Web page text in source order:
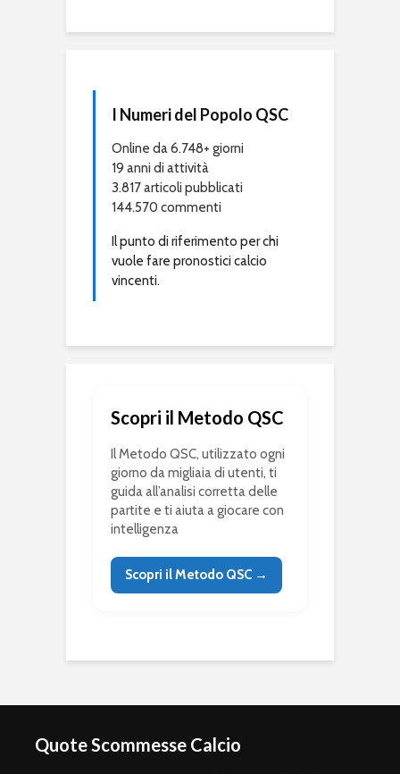
I Numeri del Popolo QSC
Online da 6.748+ giorni
19 anni di attività
3.817 articoli pubblicati
144.570 commenti
Il punto di riferimento per chi
vuole fare pronostici calcio
vincenti.
Scopri il Metodo QSC
Il Metodo QSC, utilizzato ogni
giorno da migliaia di utenti, ti
guida all’analisi corretta delle
partite e ti aiuta a giocare con
intelligenza
Scopri il Metodo QSC →
Quote Scommesse Calcio